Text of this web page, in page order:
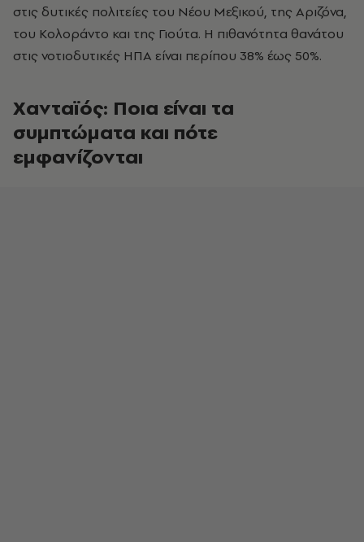
στις δυτικές πολιτείες του Νέου Μεξικού, της Αριζόνα,
του Κολοράντο και της Γιούτα. Η πιθανότητα θανάτου
στις νοτιοδυτικές ΗΠΑ είναι περίπου 38% έως 50%.
Χανταϊός: Ποια είναι τα
συμπτώματα και πότε
εμφανίζονται